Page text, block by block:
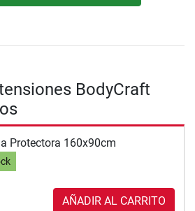
BodyCraft
Protectora 160x90cm
AÑADIR AL CARRITO